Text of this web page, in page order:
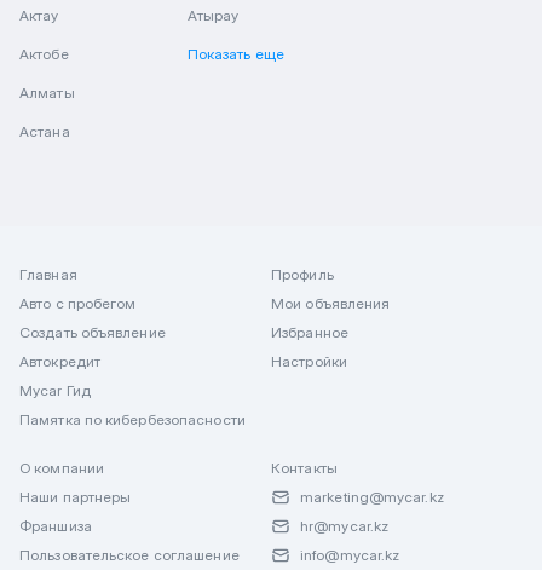
Актау
Актобе
Алматы
Астана
Атырау
Показать еще
Главная
Авто с пробегом
Создать объявление
Автокредит
Mycar Гид
Памятка по кибербезопасности
Профиль
Мои объявления
Избранное
Настройки
О компании
Наши партнеры
Франшиза
Пользовательское соглашение
Контакты
marketing@mycar.kz
hr@mycar.kz
info@mycar.kz